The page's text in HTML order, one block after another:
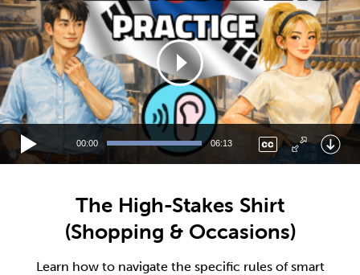
00:00 06:13
The High-Stakes Shirt
(Shopping & Occasions)
Learn how to navigate the specific rules of smart